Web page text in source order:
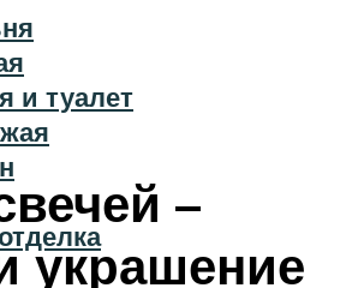
и туалет
–
украшение